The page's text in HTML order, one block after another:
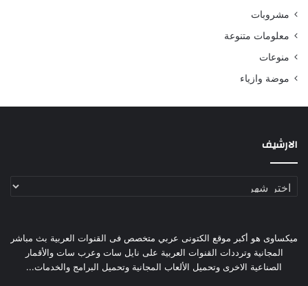
مشروبات
معلومات متنوعة
منوعات
موضة وازياء
الارشيف
الارشيف
ميكساوى هو أكبر موقع الكتونى عربي متخصص فى القنوات العربية بث مباشر
المجانية وترددات القنوات العربية على نايل سات وعرب سات والأقمار
الصناعية الاخرى وتحميل الألعاب المجانية وتحميل البرامج والخدمات...